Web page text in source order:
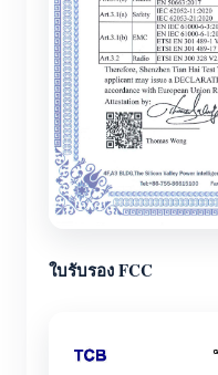
ใบรับรอง FCC